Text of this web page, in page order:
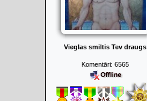
Vieglas smiltis Tev draugs
Komentāri: 6565